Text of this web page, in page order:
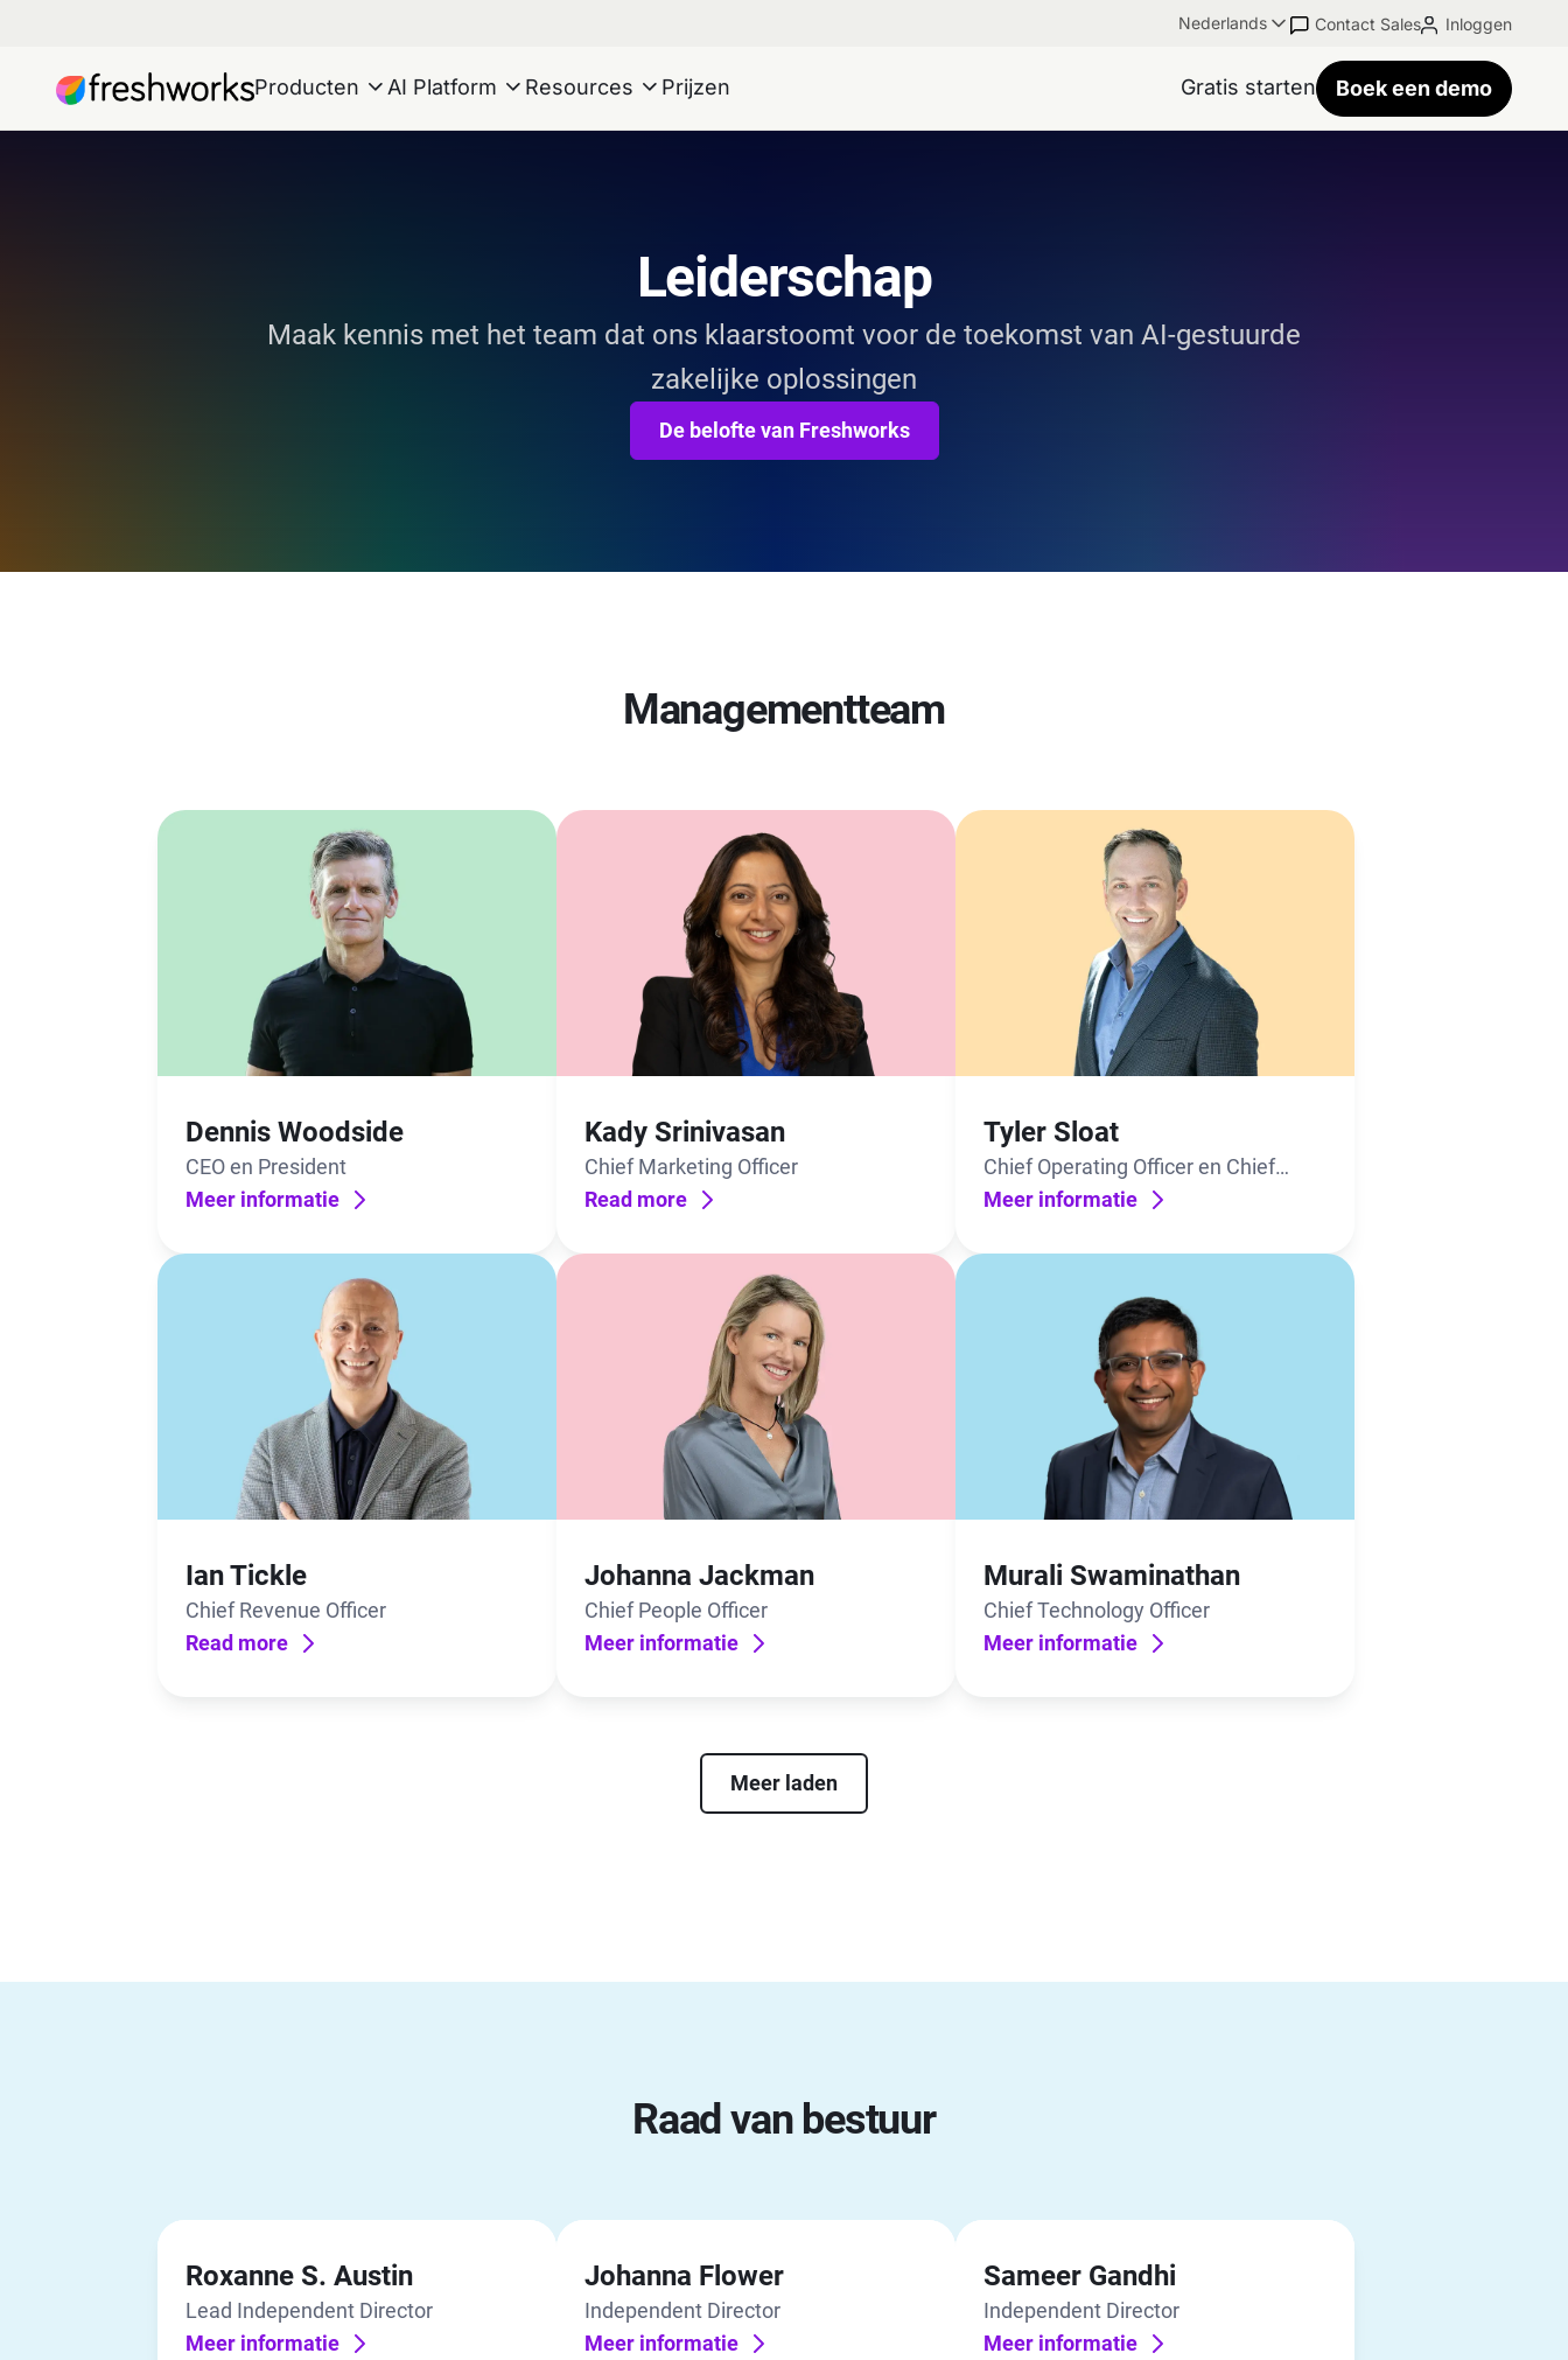
Nederlands Contact Sales Inloggen
Producten AI Platform Resources Prijzen Gratis starten Boek een demo
Leiderschap
Maak kennis met het team dat ons klaarstoomt voor de toekomst van AI-gestuurde
zakelijke oplossingen
De belofte van Freshworks
Managementteam
Dennis Woodside
CEO en President
Meer informatie
Kady Srinivasan
Chief Marketing Officer
Read more
Tyler Sloat
Chief Operating Officer en Chief
Financial Officer
Meer informatie
Ian Tickle
Chief Revenue Officer
Read more
Johanna Jackman
Chief People Officer
Meer informatie
Murali Swaminathan
Chief Technology Officer
Meer informatie
Meer laden
Raad van bestuur
Roxanne S. Austin
Lead Independent Director
Meer informatie
Johanna Flower
Independent Director
Meer informatie
Sameer Gandhi
Independent Director
Meer informatie